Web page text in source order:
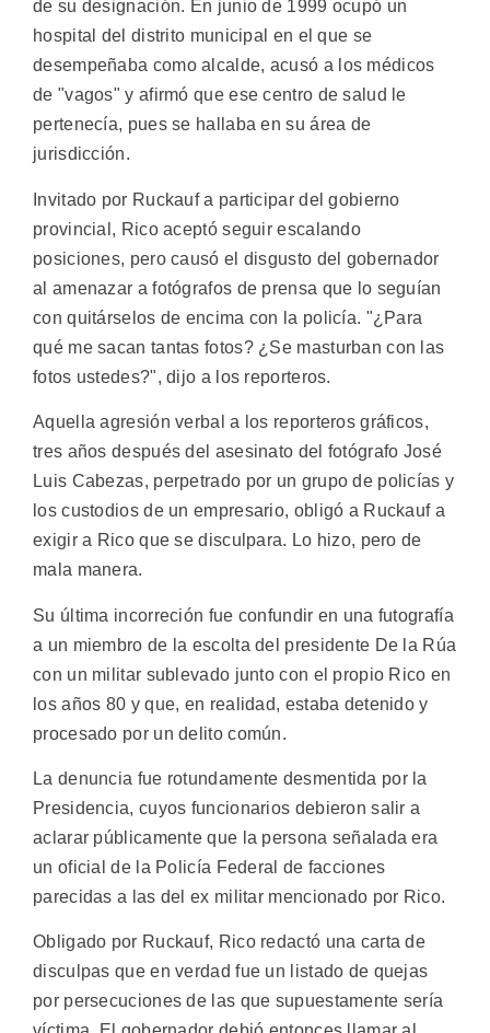
de su designación. En junio de 1999 ocupó un
hospital del distrito municipal en el que se
desempeñaba como alcalde, acusó a los médicos
de "vagos" y afirmó que ese centro de salud le
pertenecía, pues se hallaba en su área de
jurisdicción.
Invitado por Ruckauf a participar del gobierno
provincial, Rico aceptó seguir escalando
posiciones, pero causó el disgusto del gobernador
al amenazar a fotógrafos de prensa que lo seguían
con quitárselos de encima con la policía. "¿Para
qué me sacan tantas fotos? ¿Se masturban con las
fotos ustedes?", dijo a los reporteros.
Aquella agresión verbal a los reporteros gráficos,
tres años después del asesinato del fotógrafo José
Luis Cabezas, perpetrado por un grupo de policías y
los custodios de un empresario, obligó a Ruckauf a
exigir a Rico que se disculpara. Lo hizo, pero de
mala manera.
Su última incorreción fue confundir en una futografía
a un miembro de la escolta del presidente De la Rúa
con un militar sublevado junto con el propio Rico en
los años 80 y que, en realidad, estaba detenido y
procesado por un delito común.
La denuncia fue rotundamente desmentida por la
Presidencia, cuyos funcionarios debieron salir a
aclarar públicamente que la persona señalada era
un oficial de la Policía Federal de facciones
parecidas a las del ex militar mencionado por Rico.
Obligado por Ruckauf, Rico redactó una carta de
disculpas que en verdad fue un listado de quejas
por persecuciones de las que supuestamente sería